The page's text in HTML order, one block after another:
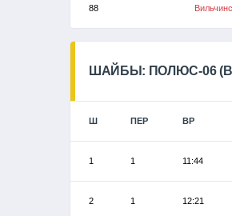
88
ШАЙБЫ: ПОЛЮС-06
Ш ПЕР ВР
1 1 11:44
2 1 12:21